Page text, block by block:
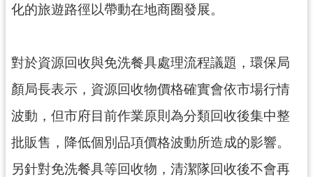
化的旅遊路徑以帶動在地商圈發展。
對於資源回收與免洗餐具處理流程議題，環保局
顏局長表示，資源回收物價格確實會依市場行情
波動，但市府目前作業原則為分類回收後集中整
批販售，降低個別品項價格波動所造成的影響。
另針對免洗餐具等回收物，清潔隊回收後不會再